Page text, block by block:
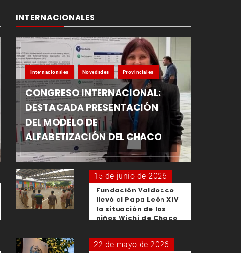
INTERNACIONALES
Internacionales Novedades Provinciales
CONGRESO INTERNACIONAL:
DESTACADA PRESENTACIÓN
DEL MODELO DE
ALFABETIZACIÓN DEL CHACO
15 de junio de 2026
Fundación Valdocco
llevó al Papa León XIV
la situación de los
niños Wichí de Chaco
22 de mayo de 2026